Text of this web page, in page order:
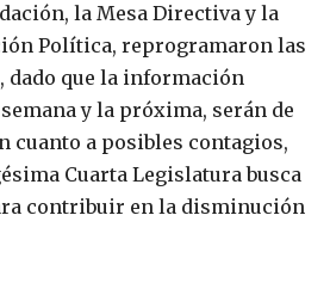
la Mesa Directiva y la
Política, reprogramaron las
dado que la información
y la próxima, serán de
cuanto a posibles contagios,
Cuarta Legislatura busca
contribuir en la disminución